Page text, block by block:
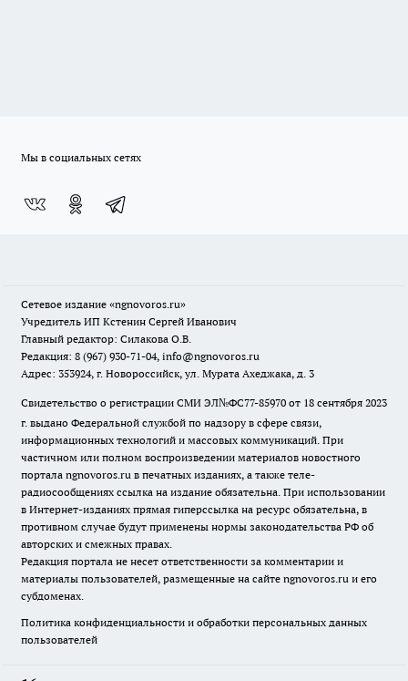
Мы в социальных сетях
Сетевое издание «ngnovoros.ru»
Учредитель ИП Кстенин Сергей Иванович
Главный редактор: Силакова О.В.
Редакция: 8 (967) 930-71-04, info@ngnovoros.ru
Адрес: 353924, г. Новороссийск, ул. Мурата Ахеджака, д. 3
Свидетельство о регистрации СМИ ЭЛ№ФС77-85970 от 18 сентября 2023
г. выдано Федеральной службой по надзору в сфере связи,
информационных технологий и массовых коммуникаций. При
частичном или полном воспроизведении материалов новостного
портала ngnovoros.ru в печатных изданиях, а также теле-
радиосообщениях ссылка на издание обязательна. При использовании
в Интернет-изданиях прямая гиперссылка на ресурс обязательна, в
противном случае будут применены нормы законодательства РФ об
авторских и смежных правах.
Редакция портала не несет ответственности за комментарии и
материалы пользователей, размещенные на сайте ngnovoros.ru и его
субдоменах.
Политика конфиденциальности и обработки персональных данных
пользователей